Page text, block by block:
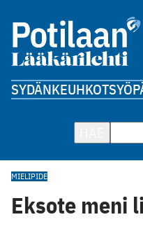
SYDÄNKEUHKOT
MIELIPIDE
Eksote meni